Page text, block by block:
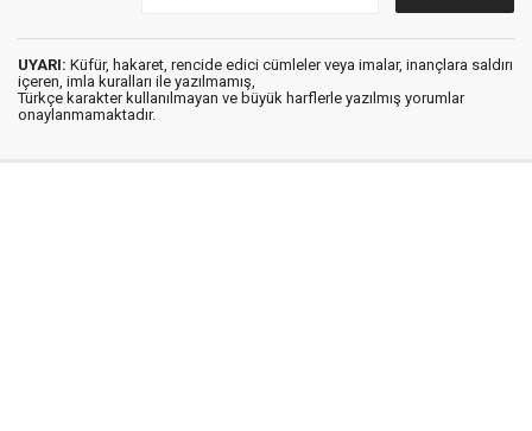
UYARI: Küfür, hakaret, rencide edici cümleler veya imalar, inançlara saldırı
içeren, imla kuralları ile yazılmamış,
Türkçe karakter kullanılmayan ve büyük harflerle yazılmış yorumlar
onaylanmamaktadır.